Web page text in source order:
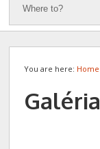
You are here: Home
Galéria